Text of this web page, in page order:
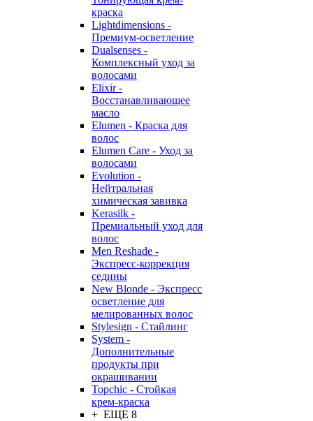
краска
Lightdimensions -
Премиум-осветление
Dualsenses -
Комплексный уход за
волосами
Elixir -
Восстанавливающее
масло
Elumen - Краска для
волос
Elumen Care - Уход за
волосами
Evolution -
Нейтральная
химическая завивка
Kerasilk -
Премиальный уход для
волос
Men Reshade -
Экспресс-коррекция
седины
New Blonde - Экспресс
осветление для
мелированных волос
Stylesign - Стайлинг
System -
Дополнительные
продукты при
окрашивании
Topchic - Стойкая
крем-краска
+ ЕЩЕ 8